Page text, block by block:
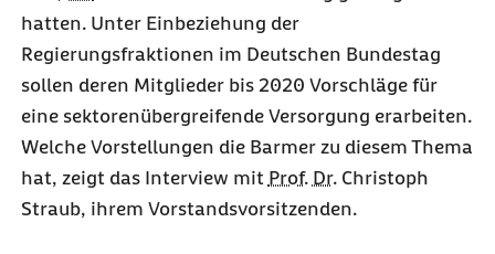
hatten. Unter Einbeziehung der
Regierungsfraktionen im Deutschen Bundestag
sollen deren Mitglieder bis 2020 Vorschläge für
eine sektorenübergreifende Versorgung erarbeiten.
Welche Vorstellungen die Barmer zu diesem Thema
hat, zeigt das Interview mit Prof. Dr.Christoph
Straub, ihrem Vorstandsvorsitzenden.